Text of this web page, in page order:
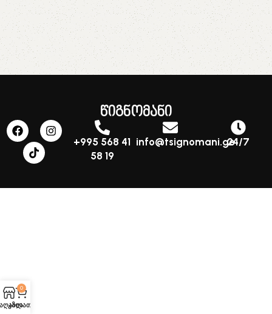
წიგნომანი
+995 568 41
58 19
info@tsignomani.ge24/7
0
კალათა